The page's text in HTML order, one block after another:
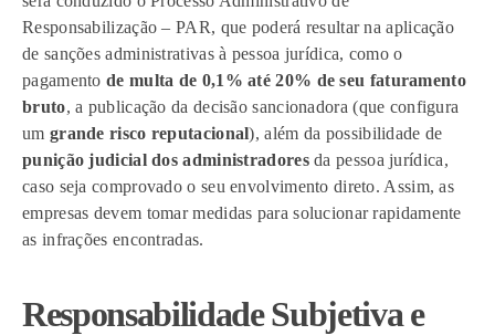
Responsabilização – PAR, que poderá resultar na aplicação
de sanções administrativas à pessoa jurídica, como o
pagamento de multa de 0,1% até 20% de seu faturamento
bruto, a publicação da decisão sancionadora (que configura
um grande risco reputacional), além da possibilidade de
punição judicial dos administradoresda pessoa jurídica,
caso seja comprovado o seu envolvimento direto. Assim, as
empresas devem tomar medidas para solucionar rapidamente
as infrações encontradas.
Responsabilidade Subjetiva e